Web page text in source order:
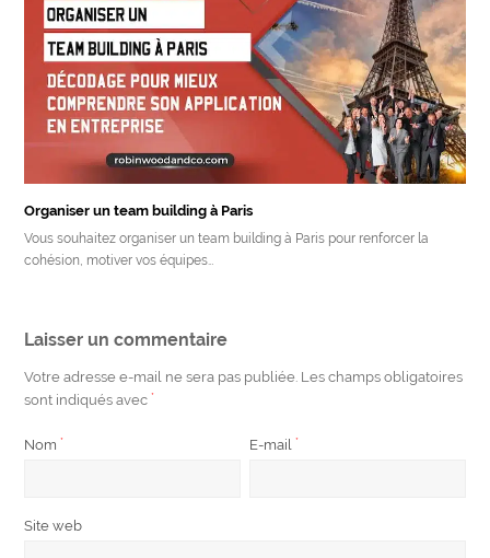
Organiser un team building à Paris
Vous souhaitez organiser un team building à Paris pour renforcer la
cohésion, motiver vos équipes…
Laisser un commentaire
Votre adresse e-mail ne sera pas publiée. Les champs obligatoires
sont indiqués avec *
Nom * E-mail *
Site web